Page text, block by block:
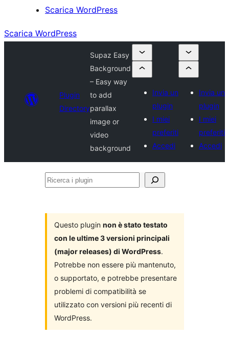
Scarica WordPress
Scarica WordPress
Plugin
Directory
Supaz Easy
Background
– Easy way
to add
parallax
image or
video
background
Invia un
plugin
I miei
preferiti
Accedi
Invia un
plugin
I miei
preferiti
Accedi
Ricerca
Questo plugin non è stato testato
con le ultime 3 versioni principali
(major releases) di WordPress.
Potrebbe non essere più mantenuto,
o supportato, e potrebbe presentare
problemi di compatibilità se
utilizzato con versioni più recenti di
WordPress.